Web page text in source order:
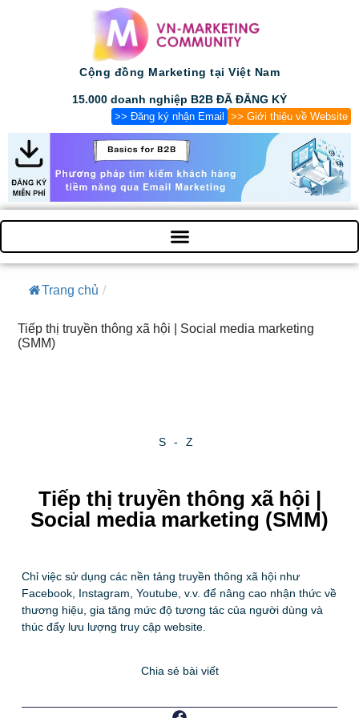
Cộng đồng Marketing tại Việt Nam
15.000 doanh nghiệp B2B ĐÃ ĐĂNG KÝ
>> Giới thiệu về Website
>> Đăng ký nhận Email
Trang chủ /
Tiếp thị truyền thông xã hội | Social media marketing
(SMM)
S-Z
Tiếp thị truyền thông xã hội |
Social media marketing (SMM)
Chỉ việc sử dụng các nền tảng truyền thông xã hội như
Facebook, Instagram, Youtube, v.v. để nâng cao nhận thức về
thương hiệu, gia tăng mức độ tương tác của người dùng và
thúc đẩy lưu lượng truy cập website.
Chia sẻ bài viết